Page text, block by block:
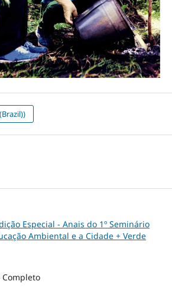
Especial - Anais do 1º Seminário
Ambiental e a Cidade + Verde